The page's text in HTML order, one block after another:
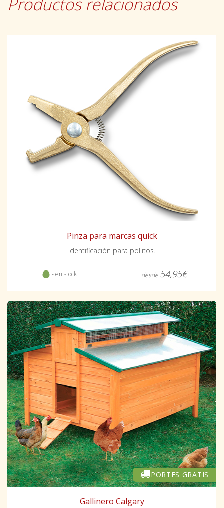
Pinza para marcas quick
Identificación para pollitos.
- en stock desde 54,95€
PORTES GRATIS
Gallinero Calgary